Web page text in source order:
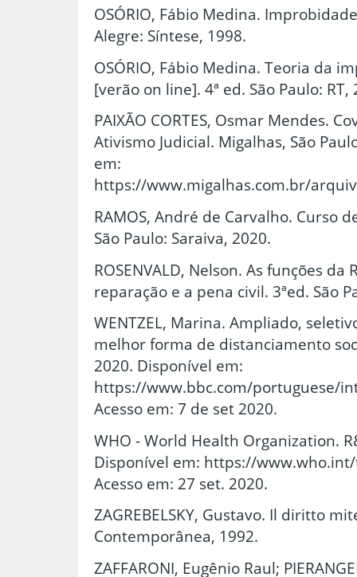
OSÓRIO, Fábio Medina.
Alegre: Síntese, 1998.
OSÓRIO, Fábio Medina. Teoria da
[verão on line]. 4ª ed. São Paulo: RT,
PAIXÃO CORTES, Osmar Mendes.
Ativismo Judicial. Migalhas, São
em:
https://www.migalhas.com.br/
RAMOS, André de Carvalho. Curso
São Paulo: Saraiva, 2020.
ROSENVALD, Nelson. As funções
reparação e a pena civil. 3ªed. São
WENTZEL, Marina. Ampliado,
melhor forma de distanciamento
2020. Disponível em:
https://www.bbc.com/portuguese/
Acesso em: 7 de set 2020.
WHO - World Health Organization.
Disponível em: https://
Acesso em: 27 set. 2020.
ZAGREBELSKY, Gustavo. Il diritto
Contemporânea, 1992.
ZAFFARONI, Eugênio Raul;